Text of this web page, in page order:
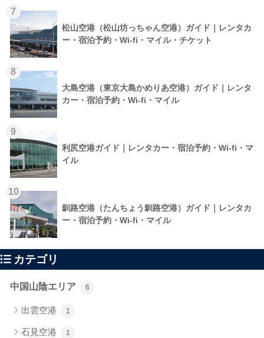
7
松山空港（松山坊っちゃん空港）ガイド｜レンタカ
ー・宿泊予約・Wi-fi・マイル・チケット
8
大島空港（東京大島かめりあ空港）ガイド｜レンタ
カー・宿泊予約・Wi-fi・マイル
9
利尻空港ガイド｜レンタカー・宿泊予約・Wi-fi・マ
イル
10
釧路空港（たんちょう釧路空港）ガイド｜レンタカ
ー・宿泊予約・Wi-fi・マイル
カテゴリ
中国山陰エリア 6
出雲空港 1
石見空港 1